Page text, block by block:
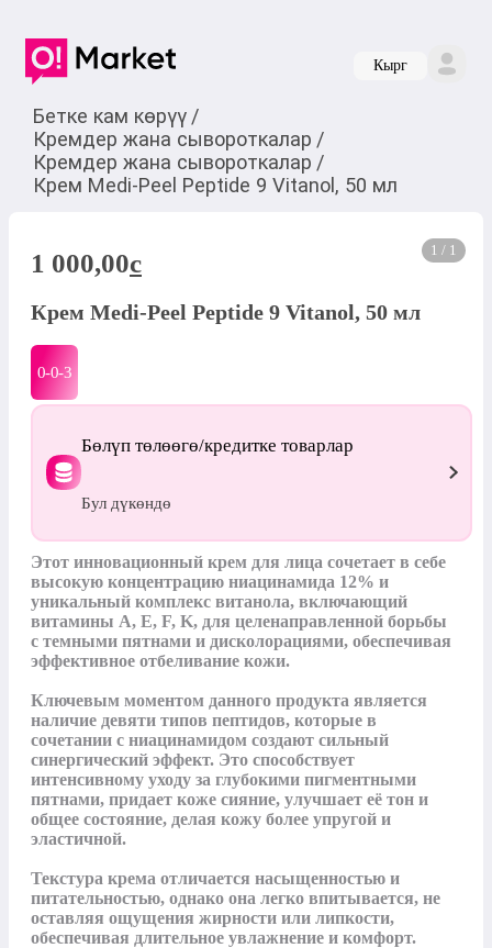
Кырг
Бетке кам көрүү /
Кремдер жана сывороткалар /
Кремдер жана сывороткалар /
Крем Medi-Peel Peptide 9 Vitanol, 50 мл
1 / 1
1 000,00c
Крем Medi-Peel Peptide 9 Vitanol, 50 мл
0-0-3
Бөлүп төлөөгө/кредитке товарлар
Бул дүкөндө
Этот инновационный крем для лица сочетает в себе
высокую концентрацию ниацинамида 12% и
уникальный комплекс витанола, включающий
витамины A, E, F, K, для целенаправленной борьбы
с темными пятнами и дисколорациями, обеспечивая
эффективное отбеливание кожи.
Ключевым моментом данного продукта является
наличие девяти типов пептидов, которые в
сочетании с ниацинамидом создают сильный
синергический эффект. Это способствует
интенсивному уходу за глубокими пигментными
пятнами, придает коже сияние, улучшает её тон и
общее состояние, делая кожу более упругой и
эластичной.
Текстура крема отличается насыщенностью и
питательностью, однако она легко впитывается, не
оставляя ощущения жирности или липкости,
обеспечивая длительное увлажнение и комфорт.